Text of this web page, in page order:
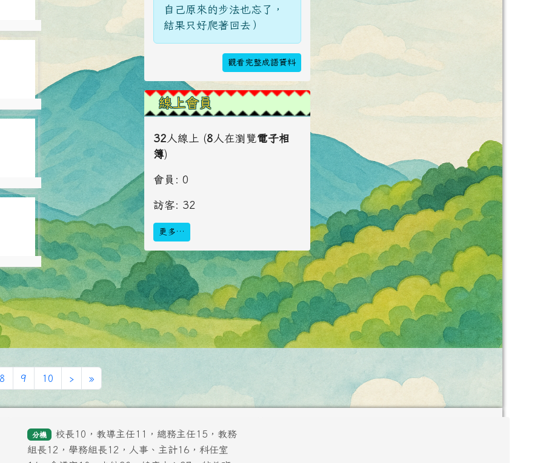
8 9 10 ›下一頁
»最後頁
自己原來的步法也忘了，
結果只好爬著回去）
觀看完整成語資料
線上會員
32 人線上 (8 人在瀏覽電子相
簿)
會員: 0
訪客: 32
更多…
分機
校長10，教導主任11，總務主任15，教務
組長12，學務組長12，人事、主計16，科任室